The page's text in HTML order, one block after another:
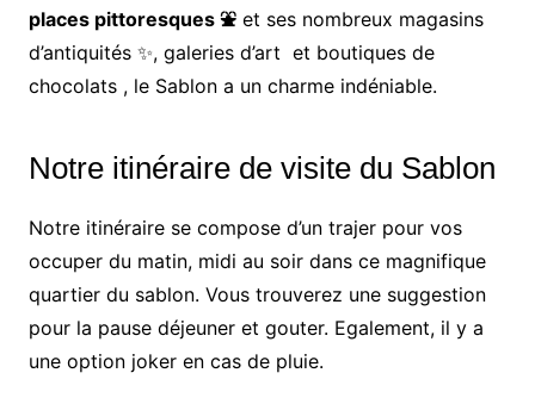
places pittoresques ⛲️et ses nombreux magasins
d’antiquités ✨, galeries d’art ️ et boutiques de
chocolats , le Sablon a un charme indéniable.
Notre itinéraire de visite du Sablon
Notre itinéraire se compose d’un trajer pour vos
occuper du matin, midi au soir dans ce magnifique
quartier du sablon. Vous trouverez une suggestion
pour la pause déjeuner et gouter. Egalement, il y a
une option joker en cas de pluie.